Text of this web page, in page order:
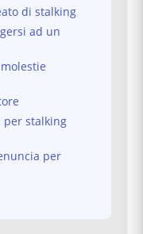
di stalking
ad un
per stalking
per